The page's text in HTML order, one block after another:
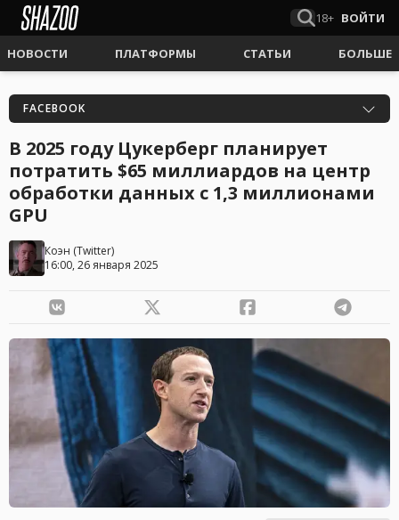
18+ ВОЙТИ
НОВОСТИ ПЛАТФОРМЫ СТАТЬИ БОЛЬШЕ
FACEBOOK
В 2025 году Цукерберг планирует
потратить $65 миллиардов на центр
обработки данных с 1,3 миллионами
GPU
Коэн (Twitter)
16:00, 26 января 2025